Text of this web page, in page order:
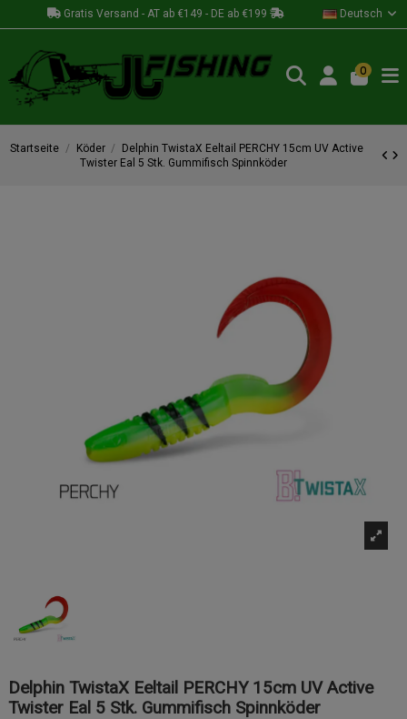
Gratis Versand - AT ab €149 - DE ab €199 Deutsch
0
Startseite Köder
Delphin TwistaX Eeltail PERCHY 15cm UV Active
Twister Eal 5 Stk. Gummifisch Spinnköder
Delphin TwistaX Eeltail PERCHY 15cm UV Active
Twister Eal 5 Stk. Gummifisch Spinnköder